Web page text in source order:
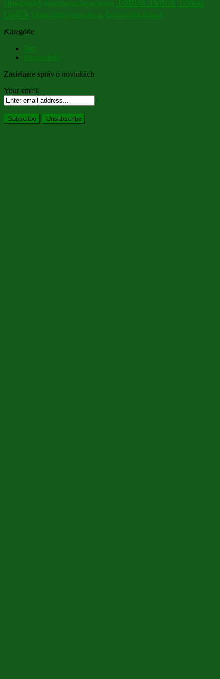
Opatovský Robo Ragan Silvio Berger
Gajlík Vlado Máčaj Štefan Bugala Štefan Pišta Bartuš
Kategórie
Jazz
Nezaradené
Zasielanie správ o novinkách
Your email: